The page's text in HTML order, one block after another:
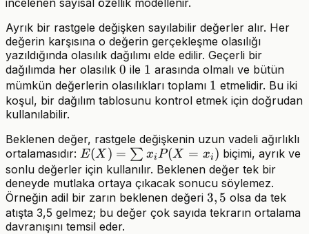
Ayrık bir rastgele değişken sayılabilir değerler alır. Her
değerin karşısına o değerin gerçekleşme olasılığı
yazıldığında olasılık dağılımı elde edilir. Geçerli bir
dağılımda her olasılık 0
0 ile 1
1 arasında olmalı ve bütün
mümkün değerlerin olasılıkları toplamı 1
1 etmelidir. Bu iki
koşul, bir dağılım tablosunu kontrol etmek için doğrudan
kullanılabilir.
Beklenen değer, rastgele değişkenin uzun vadeli ağırlıklı
ortalamasıdır: E(X)=\sum
x_iP(X=x_i)
E(X ) = ∑ xiP(X = xi ) biçimi, ayrık ve
sonlu değerler için kullanılır. Beklenen değer tek bir
deneyde mutlaka ortaya çıkacak sonucu söylemez.
Örneğin adil bir zarın beklenen değeri 3,5
3, 5 olsa da tek
atışta 3,5 gelmez; bu değer çok sayıda tekrarın ortalama
davranışını temsil eder.